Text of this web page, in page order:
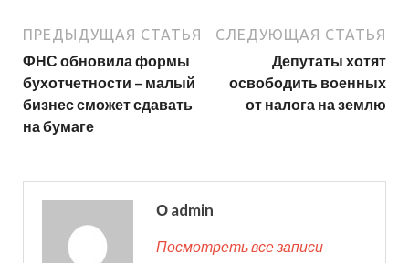
ПРЕДЫДУЩАЯ СТАТЬЯ
ФНС обновила формы
бухотчетности – малый
бизнес сможет сдавать
на бумаге
СЛЕДУЮЩАЯ СТАТЬЯ
Депутаты хотят
освободить военных
от налога на землю
О admin
Посмотреть все записи